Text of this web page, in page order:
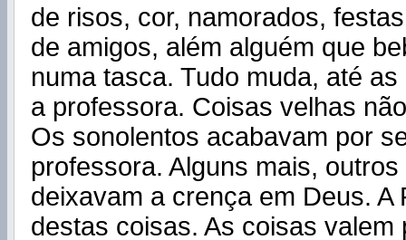
de risos, cor, namorados,
de amigos, além alguém que
numa tasca. Tudo muda, até
a professora. Coisas velhas
Os sonolentos acabavam por
professora. Alguns mais,
deixavam a crença em Deus. A
destas coisas. As coisas valem